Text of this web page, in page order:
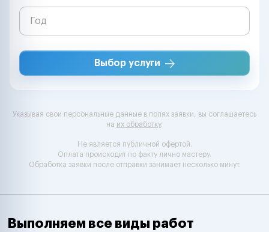
Выбор услуги
Указывая свои персональные данные в полях заявки, вы соглашаетесь
на их обработку.
Не является публичной офертой.
Оплата происходит по факту лично мастеру.
Обработка заявки после отправки занимает несколько минут.
Выполняем все виды работ